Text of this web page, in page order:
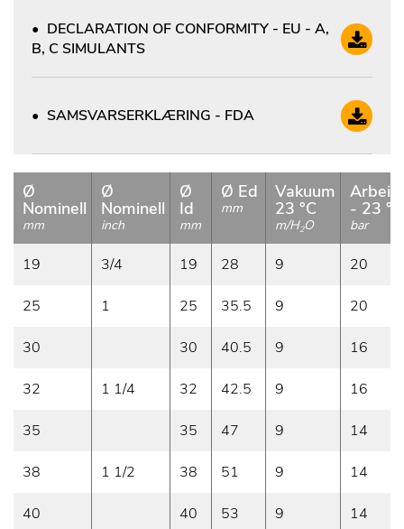
DECLARATION OF CONFORMITY - EU - A,
B, C SIMULANTS
SAMSVARSERKLÆRING - FDA
Ø
Nominell
mm
Ø
Nominell
inch
Ø
Id
mm
Ø Ed
mm
Vakuum
23 °C
m/H2O
- 23
bar
19 3/4 19 28 9 20
25 1 25 35.5 9 20
30 30 40.5 9 16
32 1 1/4 32 42.5 9 16
35 35 47 9 14
38 1 1/2 38 51 9 14
40 40 53 9 14